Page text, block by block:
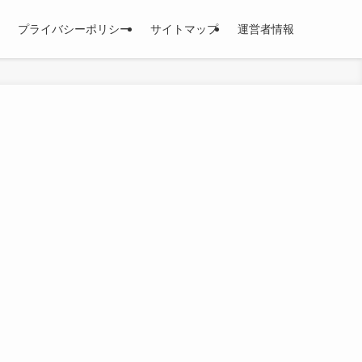
プライバシーポリシー サイトマップ 運営者情報